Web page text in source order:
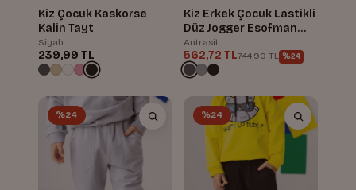
Kiz Çocuk Kaskorse
Kalin Tayt
Siyah
239,99 TL
Kiz Erkek Çocuk Lastikli
Düz Jogger Esofman
Alti
Antrasit
562,72 TL744,90 TL %24
%24 %24